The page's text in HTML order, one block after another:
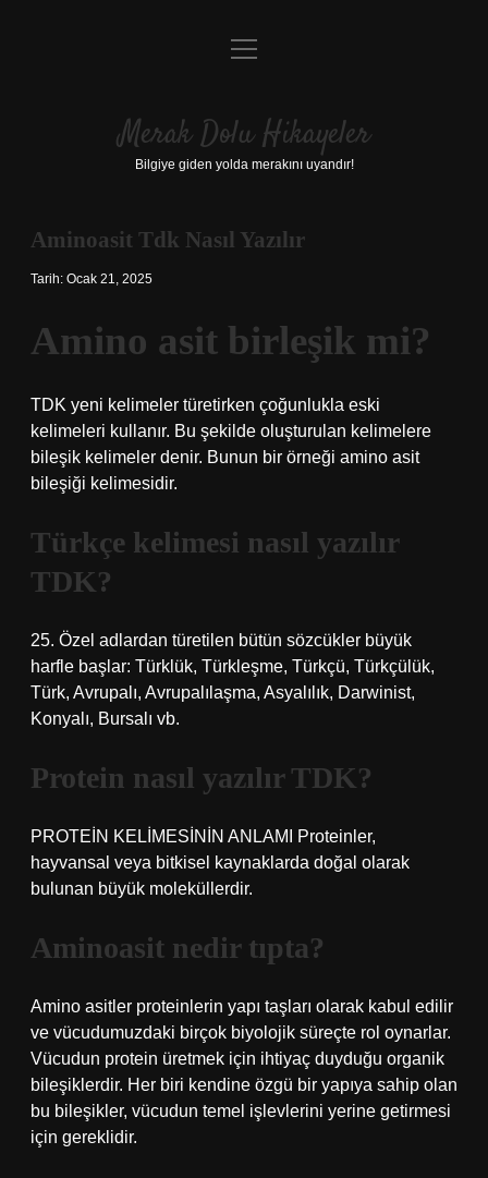
Anasayfa
Yasal Uyarı
menüyü
Merak Dolu Hikayeler
Bilgiye giden yolda merakını uyandır!
Aminoasit Tdk Nasıl Yazılır
Tarih: Ocak 21, 2025
Amino asit birleşik mi?
TDK yeni kelimeler türetirken çoğunlukla eski
kelimeleri kullanır. Bu şekilde oluşturulan kelimelere
bileşik kelimeler denir. Bunun bir örneği amino asit
bileşiği kelimesidir.
Türkçe kelimesi nasıl yazılır
TDK?
25. Özel adlardan türetilen bütün sözcükler büyük
harfle başlar: Türklük, Türkleşme, Türkçü, Türkçülük,
Türk, Avrupalı, Avrupalılaşma, Asyalılık, Darwinist,
Konyalı, Bursalı vb.
Protein nasıl yazılır TDK?
PROTEİN KELİMESİNİN ANLAMI Proteinler,
hayvansal veya bitkisel kaynaklarda doğal olarak
bulunan büyük moleküllerdir.
Aminoasit nedir tıpta?
Amino asitler proteinlerin yapı taşları olarak kabul edilir
ve vücudumuzdaki birçok biyolojik süreçte rol oynarlar.
Vücudun protein üretmek için ihtiyaç duyduğu organik
bileşiklerdir. Her biri kendine özgü bir yapıya sahip olan
bu bileşikler, vücudun temel işlevlerini yerine getirmesi
için gereklidir.